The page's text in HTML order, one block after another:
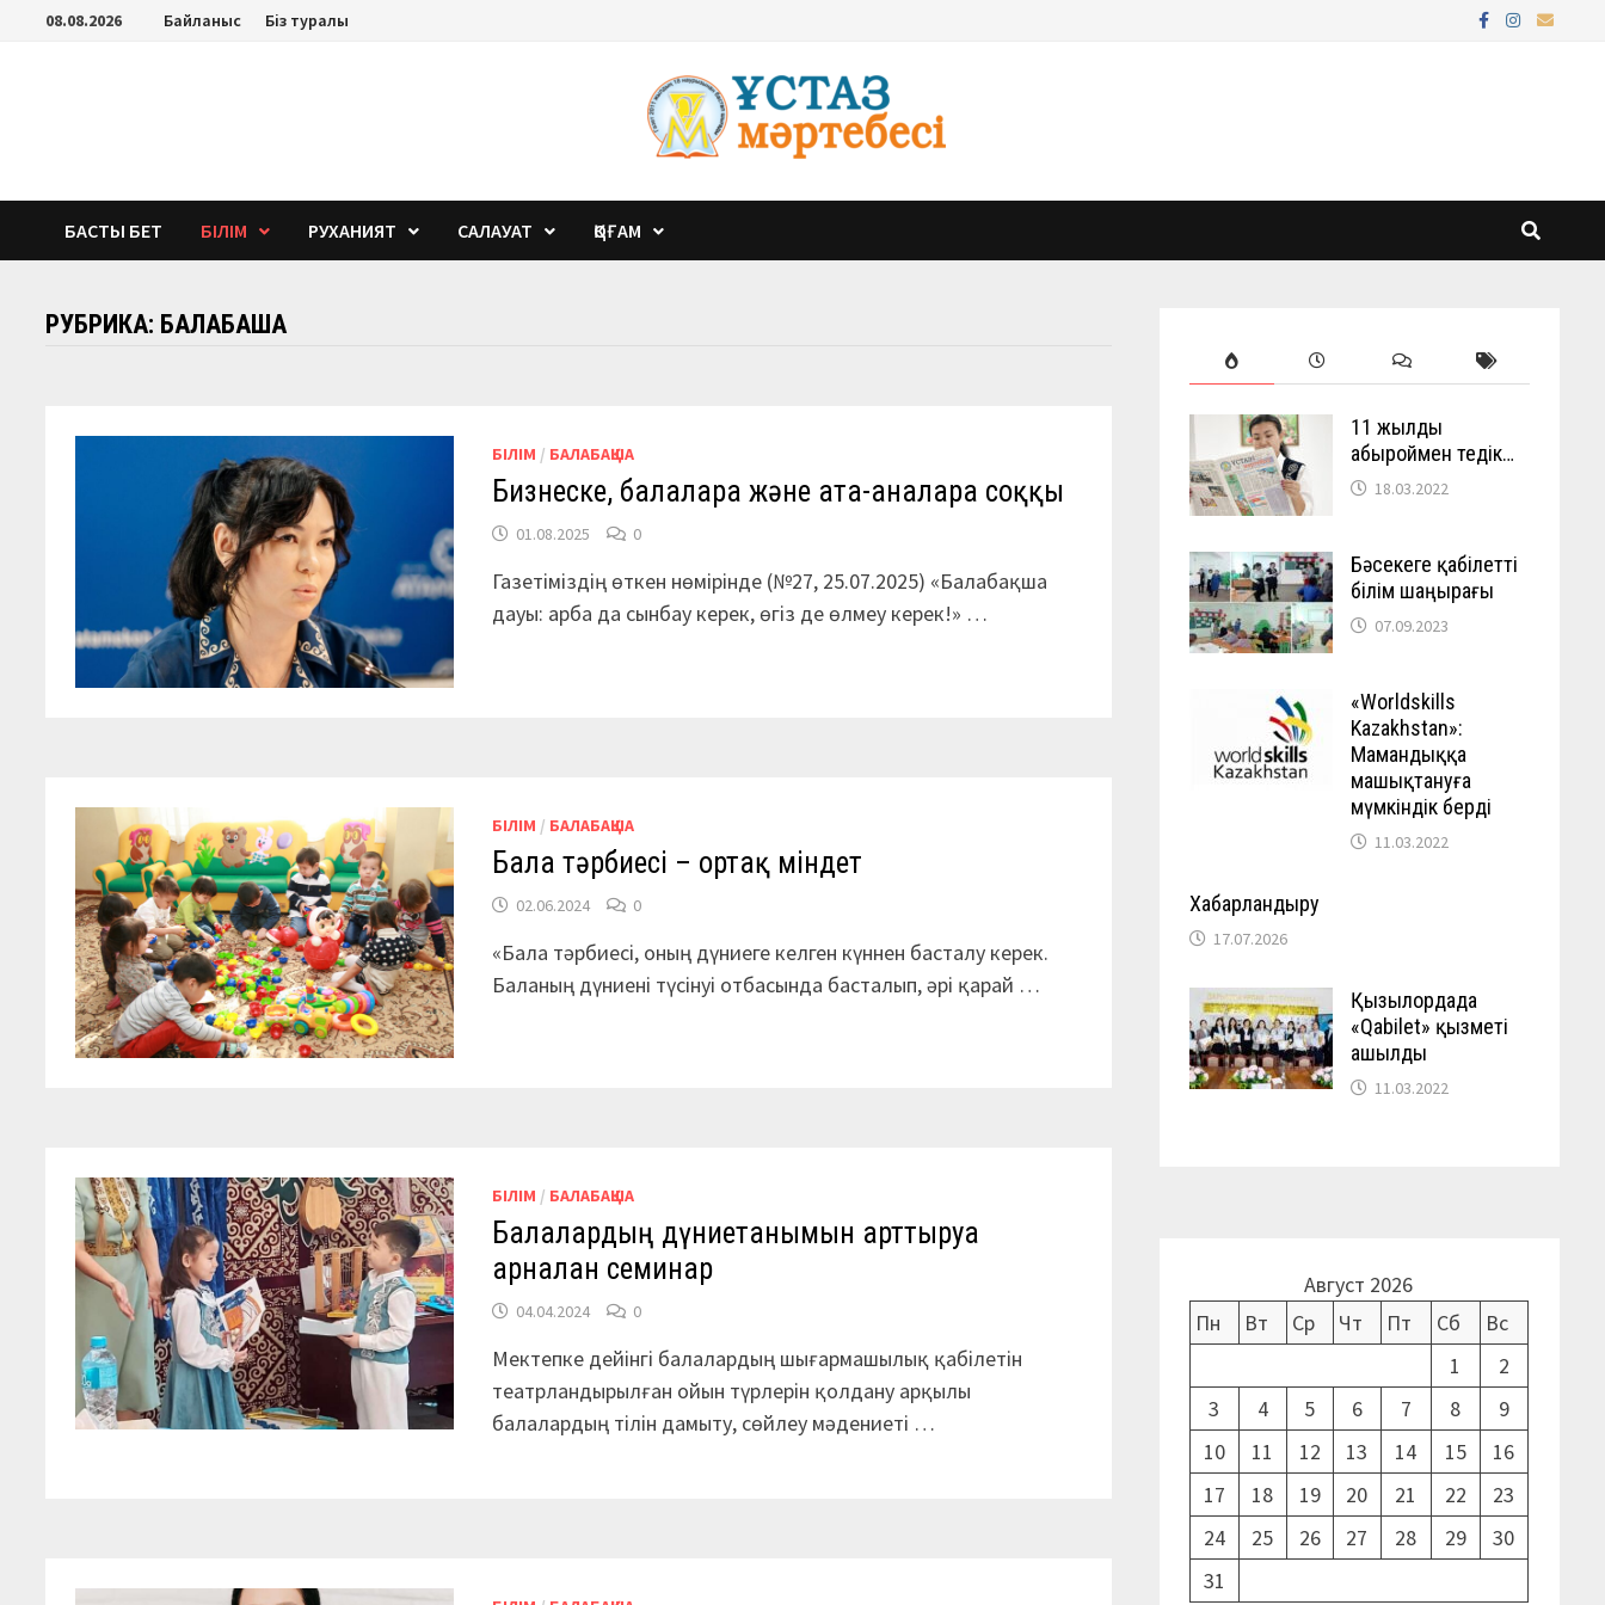
Перейти08.08.2026 Байланыс Біз туралы
БАСТЫ БЕТ БІЛІМ РУХАНИЯТ САЛАУАТ ҚОҒАМ
РУБРИКА: БАЛАБАҚША
БІЛІМ / БАЛАБАҚША
Бизнеске, балаларға және ата-аналарға соққы
01.08.2025 0
Газетіміздің өткен нөмірінде (№27, 25.07.2025) «Балабақша
дауы: арба да сынбау керек, өгіз де өлмеу керек!» …
БІЛІМ / БАЛАБАҚША
Бала тәрбиесі – ортақ міндет
02.06.2024 0
«Бала тәрбиесі, оның дүниеге келген күннен басталу керек.
Баланың дүниені түсінуі отбасында басталып, әрі қарай …
БІЛІМ / БАЛАБАҚША
Балалардың дүниетанымын арттыруға
арналған семинар
04.04.2024 0
Мектепке дейінгі ба­лалардың шығармашылық қабілетін
театрландырылған ойын түрлерін қолдану арқылы
балалардың тілін дамыту, сөйлеу мәдениеті …
11 жылды
абыроймен өтедік…
18.03.2022
Бәсекеге қабілетті
білім шаңырағы
07.09.2023
«Worldskills
Kazakhstan»:
Мамандыққа
машықтануға
мүмкіндік берді
11.03.2022
Хабарландыру
17.07.2026
Қызылордада
«Qabilet» қызметі
ашылды
11.03.2022
Август 2026
Пн
Вт Ср Чт Пт Сб
Вс
1
2
3
4 5 6 7 8
9
10
11 12 13 14 15
16
17
18 19 20 21 22
23
24
25 26 27 28 29
30
31